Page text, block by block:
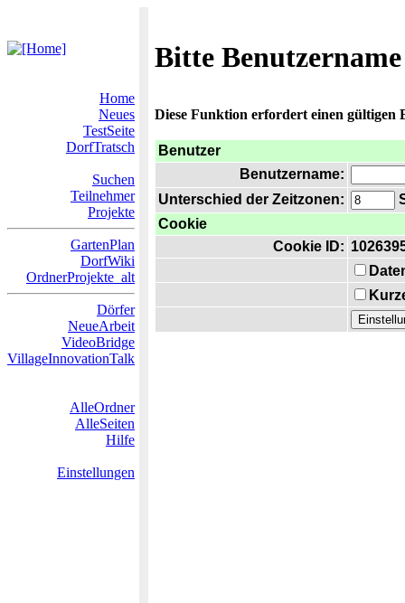
Bitte
Home
Neues
TestSeite
DorfTratsch
Suchen
Teilnehmer
Projekte
GartenPlan
DorfWiki
OrdnerProjekte_alt
Dörfer
NeueArbeit
VideoBridge
VillageInnovationTalk
AlleOrdner
AlleSeiten
Hilfe
Einstellungen
Diese Funktion erfordert einen gültigen
Benutzer
Benutzername:
Unterschied der Zeitzonen:
Cookie
Cookie ID: